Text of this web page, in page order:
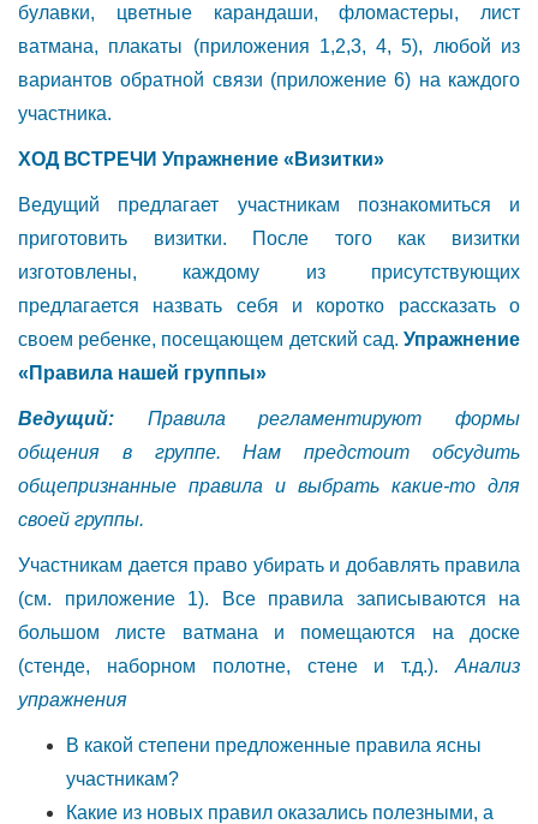
булавки, цветные карандаши, фломастеры, лист
ватмана, плакаты (приложения 1,2,3, 4, 5), любой из
вариантов обратной связи (приложение 6) на каждого
участника.
ХОД ВСТРЕЧИ Упражнение «Визитки»
Ведущий предлагает участникам познакомиться и
приготовить визитки. После того как визитки
изготовлены, каждому из присутствующих
предлагается назвать себя и коротко рассказать о
своем ребенке, посещающем детский сад. Упражнение
«Правила нашей группы»
Ведущий: Правила регламентируют формы
общения в группе. Нам предстоит обсудить
общепризнанные правила и выбрать какие-то для
своей группы.
Участникам дается право убирать и добавлять правила
(см. приложение 1). Все правила записываются на
большом листе ватмана и помещаются на доске
(стенде, наборном полотне, стене и т.д.). Анализ
упражнения
В какой степени предложенные правила ясны
участникам?
Какие из новых правил оказались полезными, а